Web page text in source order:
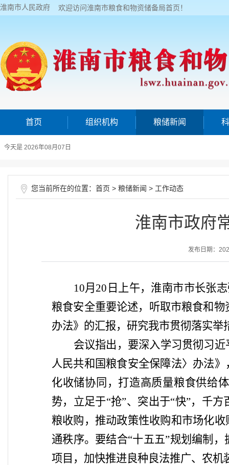
淮南市人民政府 欢迎访问淮南市粮食和物资储备局首页！
首页 组织机构 粮储新闻
今天是 2026年08月07日
您当前所在的位置： 首页 > 粮储新闻 > 工作动态
淮南市政府
发布日期：
10月20日上午，淮南市市长张
粮食安全重要论述，听取市粮食和
办法》的汇报，研究我市贯彻落实举
会议指出，要深入学习贯彻习
人民共和国粮食安全保障法〉办法
化收储协同，打造高质量粮食供给
势，立足于“抢”、突出于“快”，千
粮收购，推动政策性收购和市场化
通秩序。要结合“十五五”规划编制
项目，加快推进良种良法推广、农